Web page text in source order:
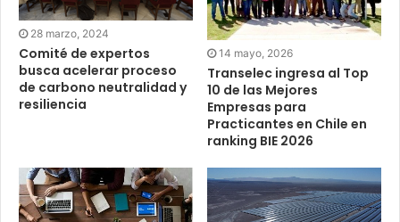
28 marzo, 2024
Comité de expertos
busca acelerar proceso
de carbono neutralidad y
resiliencia
14 mayo, 2026
Transelec ingresa al Top
10 de las Mejores
Empresas para
Practicantes en Chile en
ranking BIE 2026